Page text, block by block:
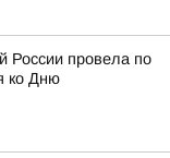
России провела по
ко Дню